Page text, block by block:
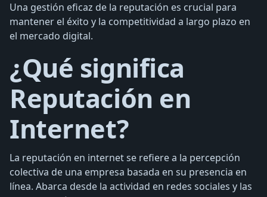
Una gestión eficaz de la reputación es crucial para
mantener el éxito y la competitividad a largo plazo en
el mercado digital.
¿Qué significa
Reputación en
Internet?
La reputación en internet se refiere a la percepción
colectiva de una empresa basada en su presencia en
línea. Abarca desde la actividad en redes sociales y las